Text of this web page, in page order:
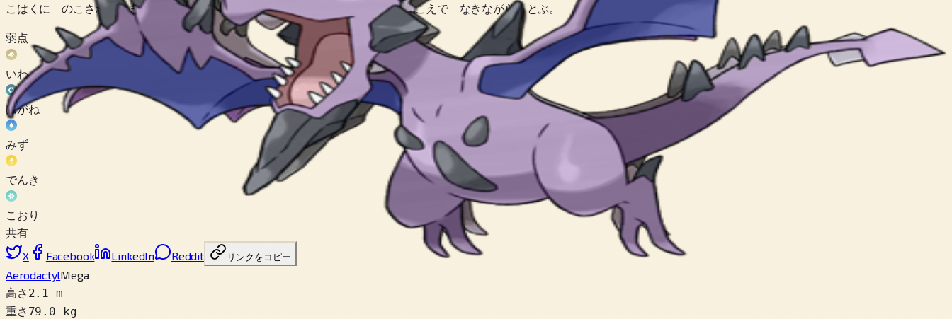
こはくに のこされた きょうりゅうの いでんしから ふっかつさせた。 たかいこえで なきながら とぶ。
弱点
いわ
はがね
みず
でんき
こおり
共有
X
Facebook LinkedIn Reddit リンクをコピー
AerodactylMega
高さ 2.1 m
重さ 79.0 kg